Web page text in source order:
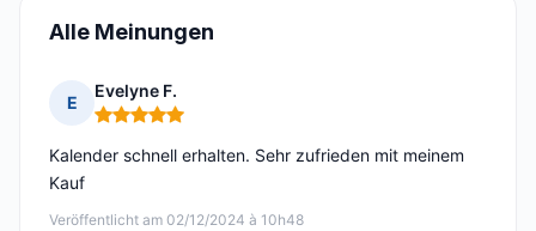
Alle Meinungen
E
Evelyne F.
Hinweis: 5 von 5
Veröffentlicht am 02/12/2024 à 10h48
Kalender schnell erhalten. Sehr zufrieden mit meinem
Kauf